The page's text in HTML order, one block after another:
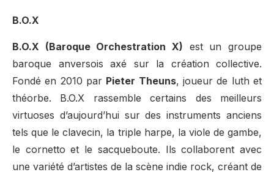
B.O.X
B.O.X (Baroque Orchestration X) est un groupe
baroque anversois axé sur la création collective.
Fondé en 2010 par Pieter Theuns, joueur de luth et
théorbe. B.O.X rassemble certains des meilleurs
virtuoses d’aujourd’hui sur des instruments anciens
tels que le clavecin, la triple harpe, la viole de gambe,
le cornetto et le sacqueboute. Ils collaborent avec
une variété d’artistes de la scène indie rock, créant de